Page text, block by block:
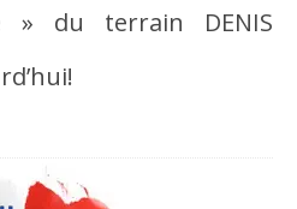
» du terrain DENIS